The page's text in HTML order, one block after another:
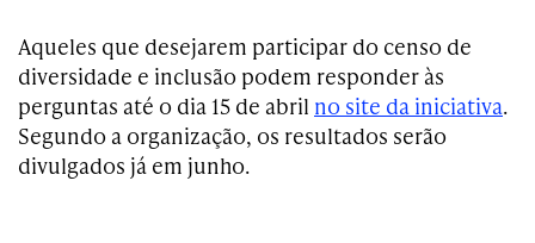
Aqueles que desejarem participar do censo de
diversidade e inclusão podem responder às
perguntas até o dia 15 de abril no site da iniciativa.
Segundo a organização, os resultados serão
divulgados já em junho.